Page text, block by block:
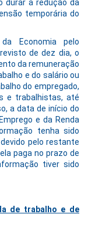
durar a redução da
temporária do
Economia pelo
de dez dia, o
da remuneração
e do salário ou
do empregado,
e trabalhistas, até
a data de início do
e da Renda
tenha sido
pelo restante
paga no prazo de
tiver sido
de trabalho e de